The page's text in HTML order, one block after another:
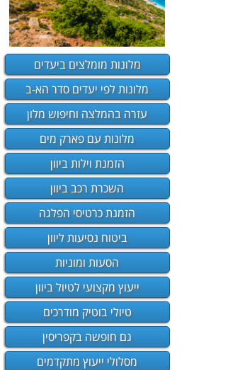
מלונות מומלצים ביעדים
מלונות לפי יעדים סדר הא-ב
עזרה בהמלצה וחיפוש מלון
מלונות עם פארק מים
הזמנת וילות ביוון
השכרת רכב ביוון
הזמנת כרטיסי הפלגה
ביטוח נסיעות ליוון
הסעות ומוניות
ייעוץ מקצועי לטיול ביוון
טיולי בוטיק מודרכים
גם חופשה בקפריסין
מסלולי ייעוץ מתקדמים